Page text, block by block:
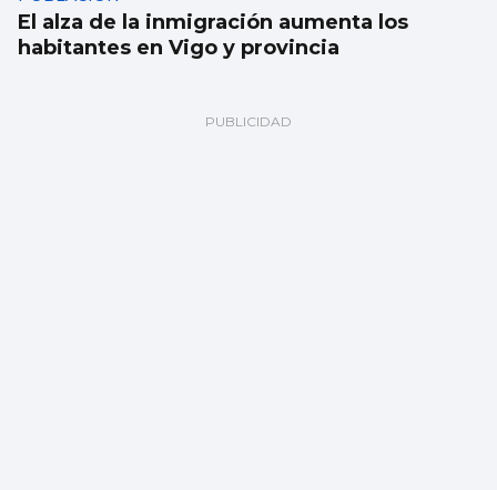
El alza de la inmigración aumenta los
habitantes en Vigo y provincia